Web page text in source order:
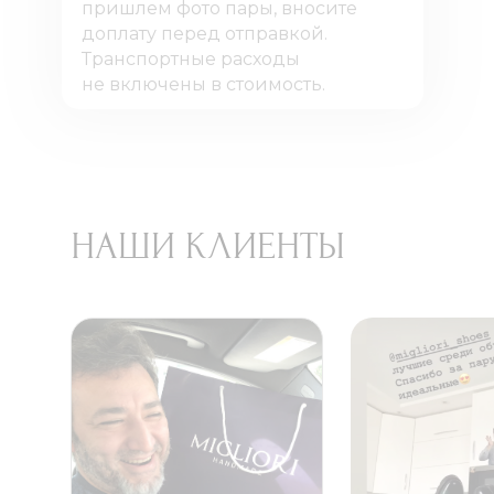
пришлем фото пары, вносите
доплату перед отправкой.
Транспортные расходы
не включены в стоимость.
НАШИ КЛИЕНТЫ